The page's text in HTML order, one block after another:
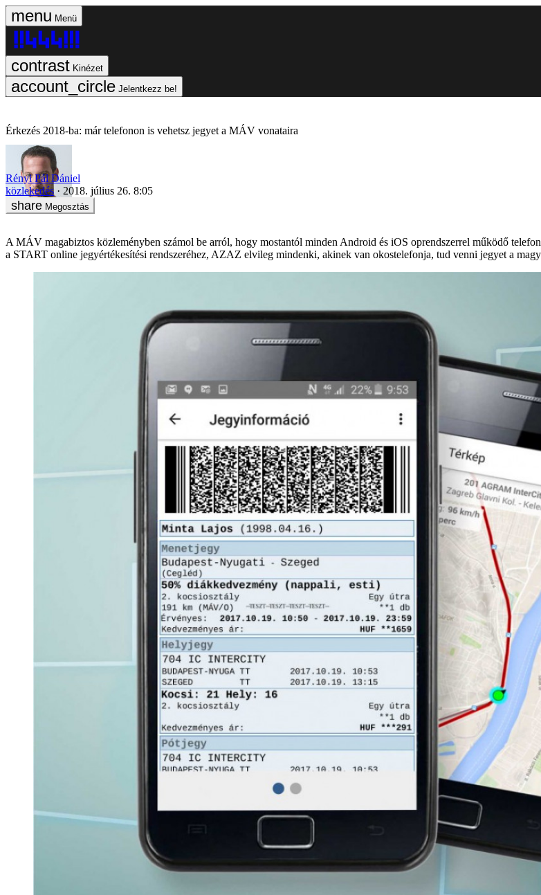
Menü
Kinézet
Jelentkezz be!
Érkezés 2018-ba: már telefonon is vehetsz jegyet a MÁV vonataira
Rényi Pál Dániel
közlekedés
2018. július 26. 8:05
Megosztás
A MÁV magabiztos közleményben számol be arról, hogy mostantól minden Android és iOS oprendszerrel működő
a START online jegyértékesítési rendszeréhez, AZAZ elvileg mindenki, akinek van okostelefonja, tud venni jegyet a